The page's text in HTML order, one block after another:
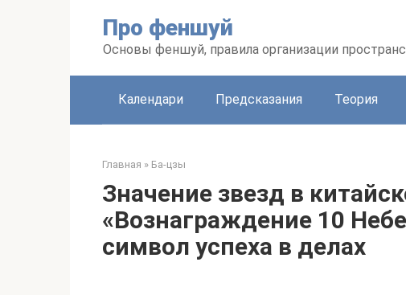
Про феншуй
Основы феншуй, правила организации
Календари Предсказания Теория
Главная » Ба-цзы
Значение звезд в
«Вознаграждение 10
символ успеха в делах